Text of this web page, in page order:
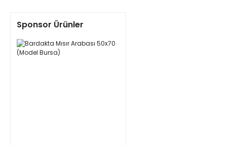
Sponsor Ürünler